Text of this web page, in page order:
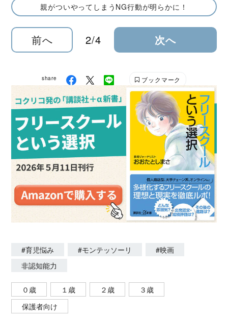
親がついやってしまうNG行動が明らかに！
前へ 2/4 次へ
share ブックマーク
#育児悩み #モンテッソーリ
#映画
非認知能力
０歳 １歳 ２歳
３歳
保護者向け